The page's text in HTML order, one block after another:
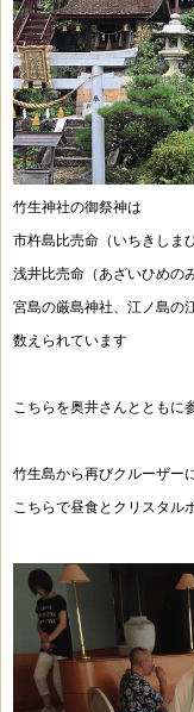
竹生神社の御祭神は
市杵島比売命（いちきしま
浅井比売命（あざいひめの
宮島の厳島神社、江ノ島の
数えられています
こちらを奥井さんとともに
竹生島から再びクルーザー
こちらで昼食とクリスタル